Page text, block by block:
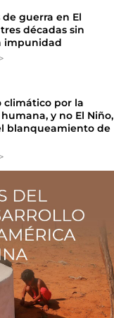
guerra en El
décadas sin
impunidad
climático por la
y no El Niño,
blanqueamiento de